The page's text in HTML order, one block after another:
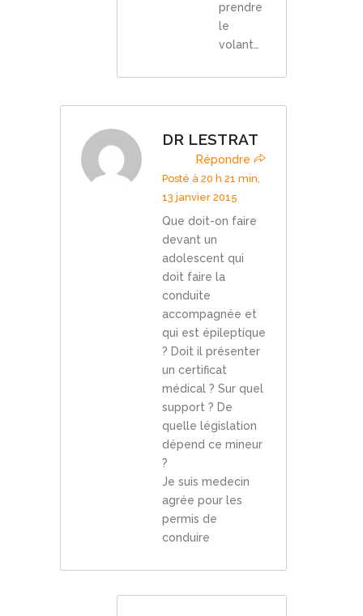
prendre
le
volant…
DR LESTRAT
Répondre
Posté à 20 h 21 min,
13 janvier 2015
Que doit-on faire
devant un
adolescent qui
doit faire la
conduite
accompagnée et
qui est épileptique
? Doit il présenter
un certificat
médical ? Sur quel
support ? De
quelle législation
dépend ce mineur
?
Je suis medecin
agrée pour les
permis de
conduire